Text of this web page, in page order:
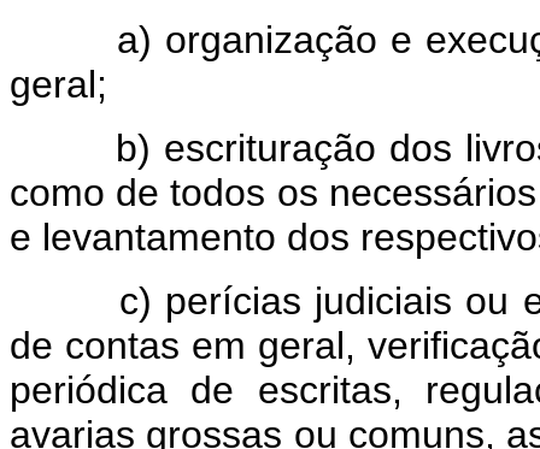
a) organização e
geral;
b) escrituração dos livros
como de todos os
e levantamento dos
c) perícias judiciais ou
de contas em geral,
periódica de escritas,
avarias grossas ou comuns,